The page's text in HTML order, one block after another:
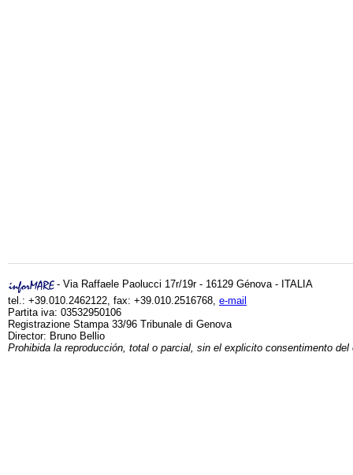
- Via Raffaele Paolucci 17r/19r - 16129 Génova - ITALIA
tel.: +39.010.2462122, fax: +39.010.2516768, e-mail
Partita iva: 03532950106
Registrazione Stampa 33/96 Tribunale di Genova
Director: Bruno Bellio
Prohibida la reproducción, total o parcial, sin el explicito consentimento del